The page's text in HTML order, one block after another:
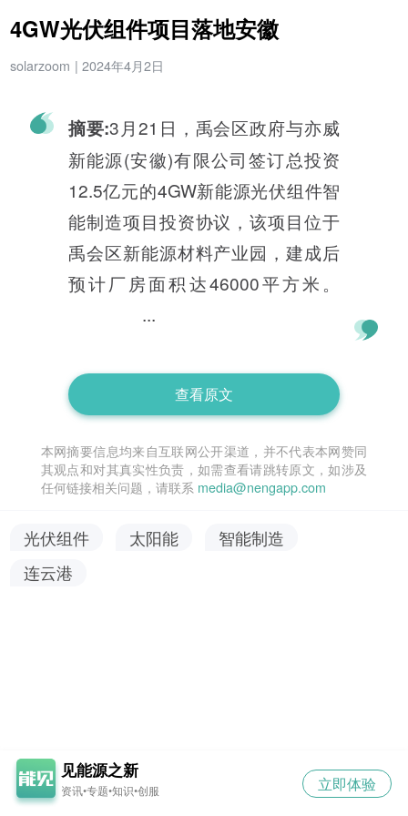
4GW光伏组件项目落地安徽
solarzoom | 2024年4月2日
摘要:3月21日，禹会区政府与亦威
新能源(安徽)有限公司签订总投资
12.5亿元的4GW新能源光伏组件智
能制造项目投资协议，该项目位于
禹会区新能源材料产业园，建成后
预计厂房面积达46000平方米。
...
查看原文
本网摘要信息均来自互联网公开渠道，并不代表本网赞同
其观点和对其真实性负责，如需查看请跳转原文，如涉及
任何链接相关问题，请联系 media@nengapp.com
光伏组件 太阳能
智能制造
连云港
见能源之新
资讯•专题•知识•创服 立即体验